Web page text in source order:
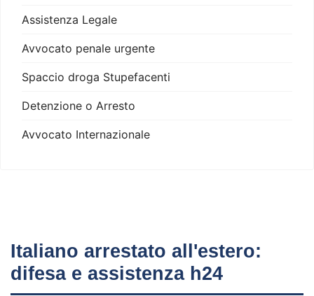
Assistenza Legale
Avvocato penale urgente
Spaccio droga Stupefacenti
Detenzione o Arresto
Avvocato Internazionale
Italiano arrestato all'estero:
difesa e assistenza h24